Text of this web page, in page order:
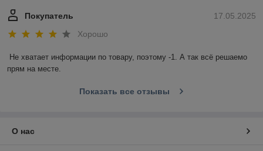
17.05.2025
Покупатель
Хорошо
Не хватает информации по товару, поэтому -1. А так всё решаемо
прям на месте.
Показать все отзывы
О нас